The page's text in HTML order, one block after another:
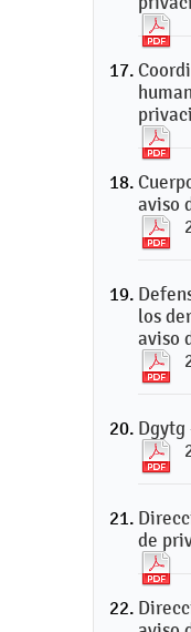
aviso
los
aviso
Dgytg
de